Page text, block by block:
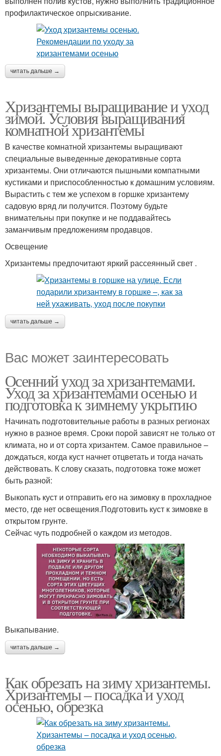
профилактическое опрыскивание.
читать дальше →
Хризантемы выращивание и уход
зимой. Условия выращивания
комнатной хризантемы
В качестве комнатной хризантемы выращивают
специальные выведенные декоративные сорта
хризантемы. Они отличаются пышными компатными
кустиками и приспособленностью к домашним условиям.
Вырастить с тем же успехом в горшке хризантему
садовую вряд ли получится. Поэтому будьте
внимательны при покупке и не поддавайтесь
заманчивым предложениям продавцов.
Освещение
Хризантемы предпочитают яркий рассеянный свет .
читать дальше →
Вас может заинтересовать
Осенний уход за хризантемами.
Уход за хризантемами осенью и
подготовка к зимнему укрытию
Начинать подготовительные работы в разных регионах
нужно в разное время. Сроки порой зависят не только от
климата, но и от сорта хризантем. Самое правильное –
дождаться, когда куст начнет отцветать и тогда начать
действовать. К слову сказать, подготовка тоже может
быть разной:
Выкопать куст и отправить его на зимовку в прохладное
место, где нет освещения.Подготовить куст к зимовке в
открытом грунте.
Сейчас чуть подробней о каждом из методов.
Выкапывание.
читать дальше →
Как обрезать на зиму хризантемы.
Хризантемы – посадка и уход
осенью, обрезка